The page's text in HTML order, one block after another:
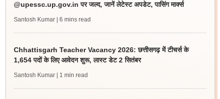
@upessc.up.gov.in पर जल्द, जानें लेटेस्ट अपडेट, पासिंग मार्क्स
Santosh Kumar | 6 mins read
Chhattisgarh Teacher Vacancy 2026: छत्तीसगढ़ में टीचर्स के
1,654 पदों के लिए आवेदन शुरू, लास्ट डेट 2 सितंबर
Santosh Kumar | 1 min read